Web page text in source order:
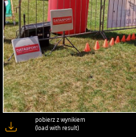
pobierz z wynikiem
(load with result)